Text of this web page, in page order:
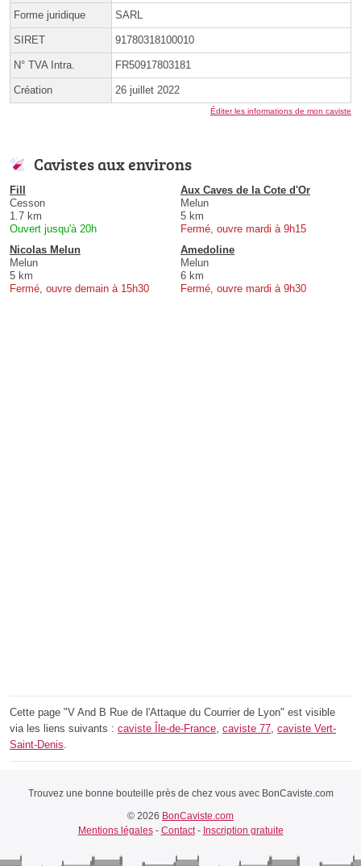
Forme juridique SARL
SIRET 91780318100010
N° TVA Intra. FR50917803181
Création 26 juillet 2022
Éditer les informations de mon caviste
Cavistes aux environs
Fill
Cesson
1.7 km
Ouvert jusqu'à 20h
Aux Caves de la Cote d'Or
Melun
5 km
Fermé, ouvre mardi à 9h15
Nicolas Melun
Melun
5 km
Fermé, ouvre demain à 15h30
Amedoline
Melun
6 km
Fermé, ouvre mardi à 9h30
Cette page "V And B Rue de l'Attaque du Courrier de Lyon" est visible
via les liens suivants : caviste Île-de-France, caviste 77, caviste Vert-
Saint-Denis.
Trouvez une bonne bouteille près de chez vous avec BonCaviste.com
© 2026 BonCaviste.com
Mentions légales- Contact- Inscription gratuite